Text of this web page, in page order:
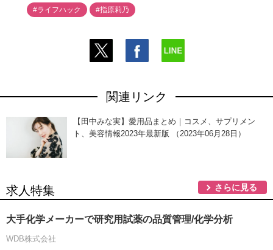
#ライフハック #指原莉乃
関連リンク
【田中みな実】愛用品まとめ｜コスメ、サプリメン
ト、美容情報2023年最新版 （2023年06月28日）
求人特集 さらに見る
大手化学メーカーで研究用試薬の品質管理/化学分析
WDB株式会社